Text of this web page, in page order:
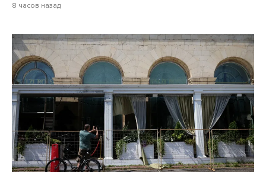
8 часов назад